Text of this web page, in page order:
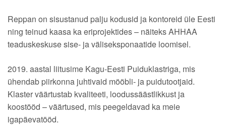
Reppan on sisustanud palju kodusid ja kontoreid üle Eesti
ning teinud kaasa ka eriprojektides – näiteks AHHAA
teaduskeskuse sise- ja väliseksponaatide loomisel.
2019. aastal liitusime Kagu-Eesti Puiduklastriga, mis
ühendab piirkonna juhtivaid mööbli- ja puidutootjaid.
Klaster väärtustab kvaliteeti, loodussäästlikkust ja
koostööd – väärtused, mis peegeldavad ka meie
igapäevatööd.